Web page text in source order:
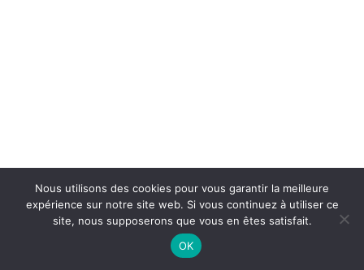
On Air : SLIM GAILLARD
Rhythm mad
Nous utilisons des cookies pour vous garantir la meilleure
expérience sur notre site web. Si vous continuez à utiliser ce
site, nous supposerons que vous en êtes satisfait.
OK